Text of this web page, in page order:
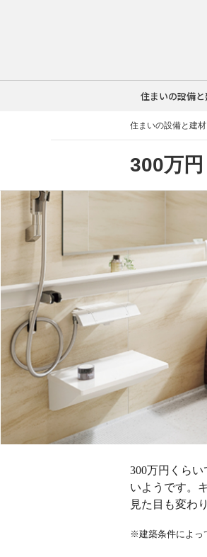
住まいの設備
住まいの設備と建材
300万
300万円くら
いようです。
見た目も変わ
建築条件によっ